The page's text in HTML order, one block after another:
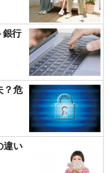
銀行
？危
違い